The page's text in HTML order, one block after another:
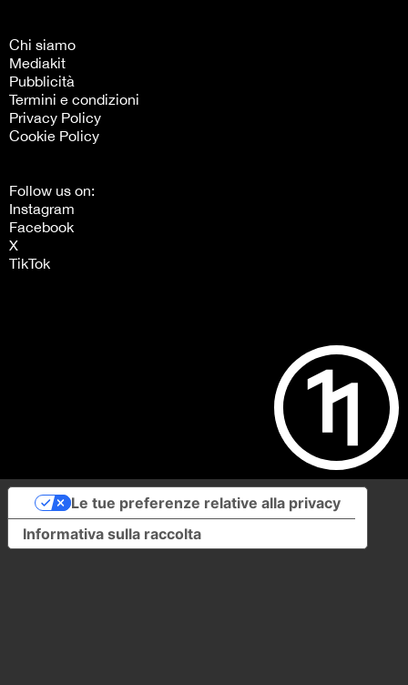
Chi siamo
Mediakit
Pubblicità
Termini e condizioni
Privacy Policy
Cookie Policy
Follow us on:
Instagram
Facebook
X
TikTok
Informativa sulla raccolta
Le tue preferenze relative alla privacy